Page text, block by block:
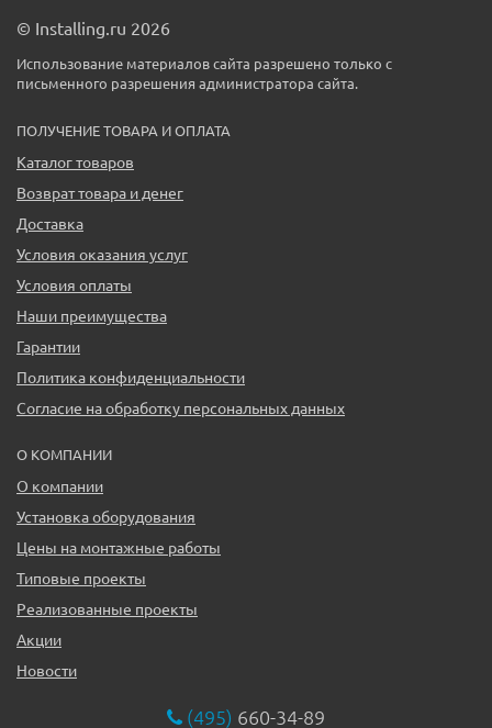
© Installing.ru 2026
Использование материалов сайта разрешено только с
письменного разрешения администратора сайта.
ПОЛУЧЕНИЕ ТОВАРА И ОПЛАТА
Каталог товаров
Возврат товара и денег
Доставка
Условия оказания услуг
Условия оплаты
Наши преимущества
Гарантии
Политика конфиденциальности
Согласие на обработку персональных данных
О КОМПАНИИ
О компании
Установка оборудования
Цены на монтажные работы
Типовые проекты
Реализованные проекты
Акции
Новости
(495) 660-34-89